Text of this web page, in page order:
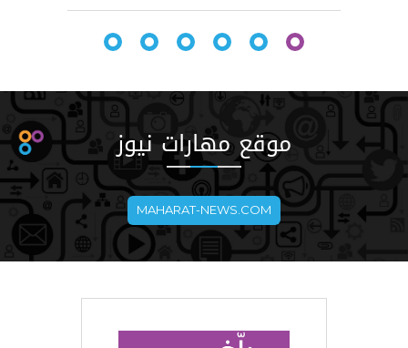
موقع مهارات نيوز
MAHARAT-NEWS.COM